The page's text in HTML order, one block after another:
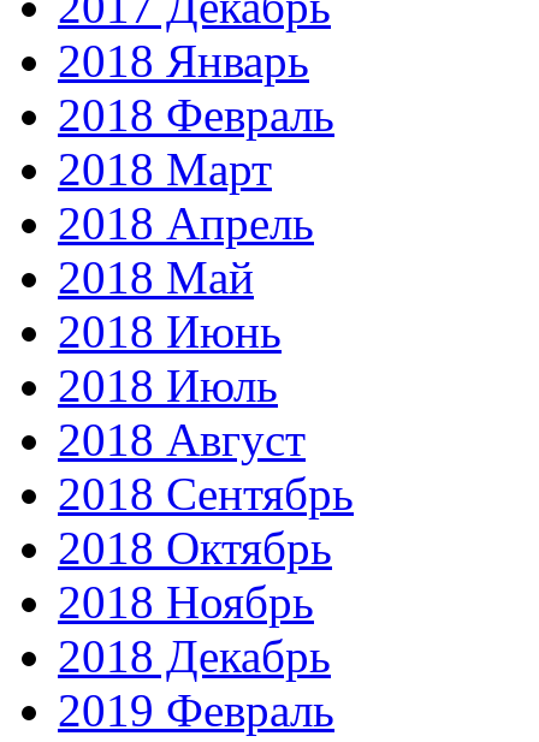
2018 Январь
2018 Февраль
2018 Март
2018 Апрель
2018 Май
2018 Июнь
2018 Июль
2018 Август
2018 Сентябрь
2018 Октябрь
2018 Ноябрь
2018 Декабрь
2019 Февраль